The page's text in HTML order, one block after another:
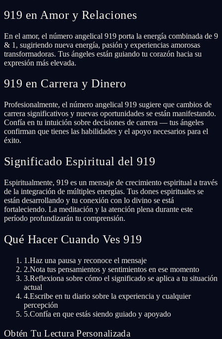
919 en Amor y Relaciones
En el amor, el número angelical 919 porta la energía combinada de 9
& 1, sugiriendo nueva energía, pasión y experiencias amorosas
transformadoras. Tus ángeles están guiando tu corazón hacia su
expresión más elevada.
919 en Carrera y Dinero
Profesionalmente, el número angelical 919 sugiere que cambios de
carrera significativos y nuevas oportunidades se están manifestando.
Confía en tu intuición sobre decisiones de carrera — tus ángeles
confirman que tienes las habilidades y el apoyo necesarios para el
éxito.
Significado Espiritual del 919
Espiritualmente, 919 es un mensaje de crecimiento espiritual a través
de la integración de múltiples energías. Tus dones espirituales se
están desarrollando y tu conexión con lo divino se está
fortaleciendo. La meditación y la atención plena durante este
período profundizarán tu comprensión.
Qué Hacer Cuando Ves 919
1.Haz una pausa y reconoce el mensaje
2.Nota tus pensamientos y sentimientos en ese momento
3.Reflexiona sobre cómo el significado se aplica a tu situación
actual
4.Escribe en tu diario sobre la experiencia y cualquier
percepción
5.Confía en que estás siendo guiado y apoyado
Obtén Tu Lectura Personalizada